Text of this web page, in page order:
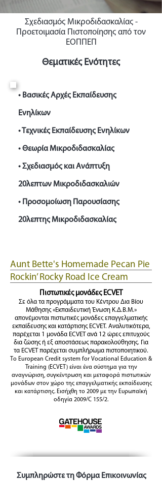
Σχεδιασμός Μικροδιδασκαλίας -
Προετοιμασία Πιστοποίησης από τον
ΕΟΠΠΕΠ
Θεματικές Ενότητες
• Βασικές Αρχές Εκπαίδευσης
Ενηλίκων
• Τεχνικές Εκπαίδευσης Ενηλίκων
• Θεωρία Μικροδιδασκαλίας
• Σχεδιασμός και Ανάπτυξη
20λεπτων Μικροδιδασκαλιών
• Προσομοίωση Παρουσίασης
20λεπτης Μικροδιδασκαλίας
Aunt Bette's Homemade Pecan Pie
Rockin’ Rocky Road Ice Cream
Tom’s Heavenly Apple Strudel
Joe’s Divine Butter Tarts
Πιστωτικές μονάδες ECVET
Σε όλα τα προγράμματα του Κέντρου Δια Βίου
Μάθησης «Εκπαιδευτική Ένωση Κ.Δ.Β.Μ.»
απονέμονται πιστωτικές μονάδες επαγγελματικής
εκπαίδευσης και κατάρτισης ECVET. Αναλυτικότερα,
παρέχεται 1 μονάδα ECVET ανά 12 ώρες επιτυχούς
δια ζώσης ή εξ αποστάσεως παρακολούθησης. Για
τα ECVET παρέχεται συμπλήρωμα πιστοποιητικού.
Το European Credit system for Vocational Education &
Training (ECVET) είναι ένα σύστημα για την
αναγνώριση, συγκέντρωση και μεταφορά πιστωτικών
μονάδων στον χώρο της επαγγελματικής εκπαίδευσης
και κατάρτισης. Εισήχθη το 2009 με την Ευρωπαϊκή
οδηγία 2009/C 155/2.
Συμπληρώστε τη Φόρμα Επικοινωνίας